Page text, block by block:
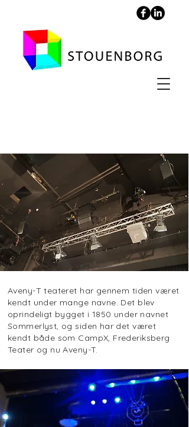
Aveny-T teateret har gennem tiden været
kendt under mange navne. Det blev
oprindeligt bygget i 1850 under navnet
Sommerlyst, og siden har det været
kendt både som CampX, Frederiksberg
Teater og nu Aveny-T.